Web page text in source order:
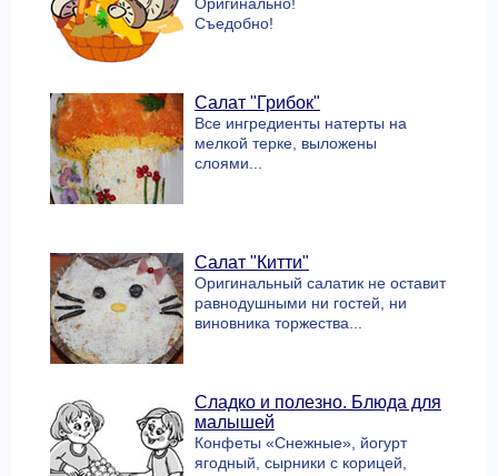
Съедобно!
Салат "Грибок"
Все ингредиенты натерты на
мелкой терке, выложены
слоями...
Салат "Китти"
Оригинальный салатик не оставит
равнодушными ни гостей, ни
виновника торжества...
Сладко и полезно. Блюда для
малышей
Конфеты «Снежные», йогурт
ягодный, сырники с корицей,